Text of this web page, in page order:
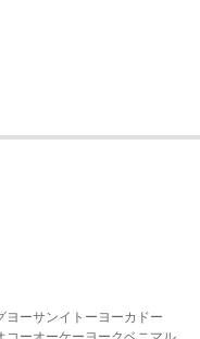
ヨーサンイトーヨーカドー